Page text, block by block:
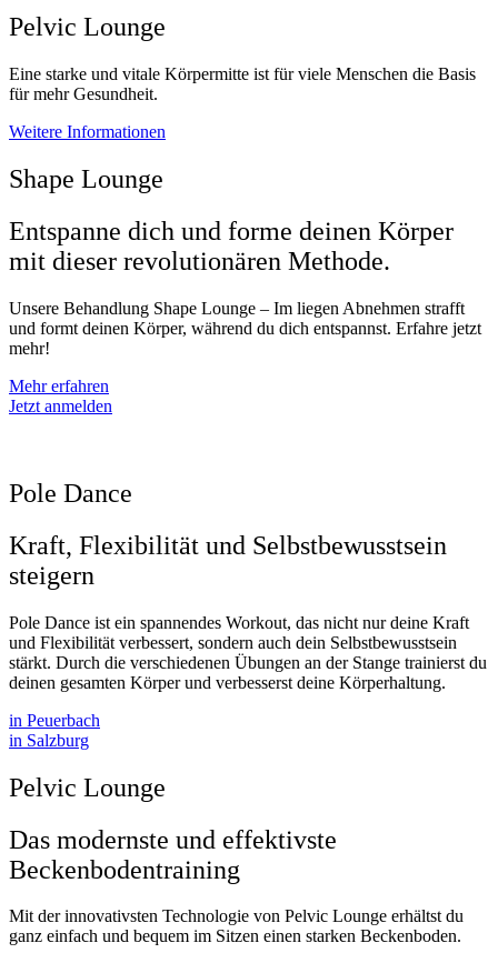
Pelvic Lounge
Eine starke und vitale Körpermitte ist für viele Menschen die Basis
für mehr Gesundheit.
Weitere Informationen
Shape Lounge
Entspanne dich und forme deinen Körper
mit dieser revolutionären Methode.
Unsere Behandlung Shape Lounge – Im liegen Abnehmen strafft
und formt deinen Körper, während du dich entspannst. Erfahre jetzt
mehr!
Mehr erfahren
Jetzt anmelden
Pole Dance
Kraft, Flexibilität und Selbstbewusstsein
steigern
Pole Dance ist ein spannendes Workout, das nicht nur deine Kraft
und Flexibilität verbessert, sondern auch dein Selbstbewusstsein
stärkt. Durch die verschiedenen Übungen an der Stange trainierst du
deinen gesamten Körper und verbesserst deine Körperhaltung.
in Peuerbach
in Salzburg
Pelvic Lounge
Das modernste und effektivste
Beckenbodentraining
Mit der innovativsten Technologie von Pelvic Lounge erhältst du
ganz einfach und bequem im Sitzen einen starken Beckenboden.